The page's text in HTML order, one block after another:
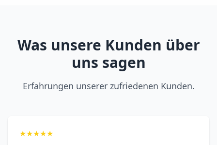
Was unsere Kunden über
uns sagen
Erfahrungen unserer zufriedenen Kunden.
★★★★★